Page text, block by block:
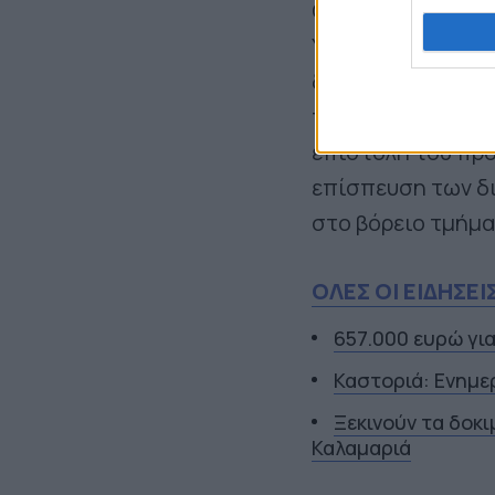
Ο
Υποδομών για το
διεύθυνση της
περιφερειάρχη
επιστολή του
επίσπευση των
στο βόρειο
ΟΛΕΣ ΟΙ
657.000 ευρώ
Καστοριά:
Ξεκινούν τα
Καλαμαριά